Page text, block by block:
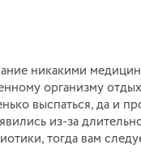
никакими
организму
выспаться, да и
из-за
тогда вам